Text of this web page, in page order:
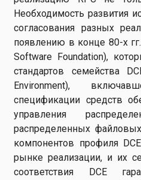
Необходимость развития
согласования разных
появлению в конце 80-х
Software Foundation),
стандартов семейства
Environment),
спецификации средств
управления
распределенных
компонентов профиля
рынке реализации, и их
соответствия DCE